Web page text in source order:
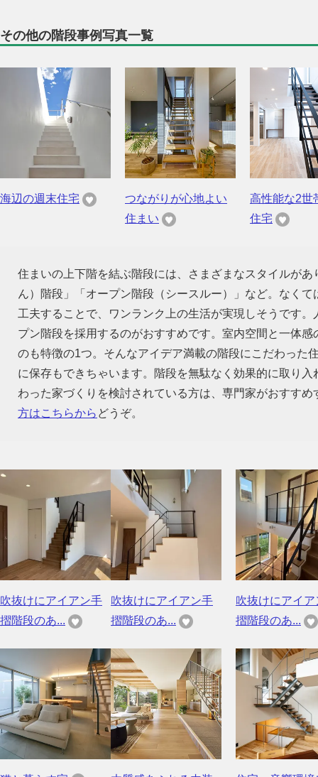
その他の階段事例写真一覧
海辺の週末住宅
つながりが心地よい
住まい
高性能な2世
住宅
住まいの上下階を結ぶ階段には、さまざまなスタイルが
ん）階段」「オープン階段（シースルー）」など。なく
工夫することで、ワンランク上の生活が実現しそうです
プン階段を採用するのがおすすめです。室内空間と一体
のも特徴の1つ。そんなアイデア満載の階段にこだわった
に保存もできちゃいます。階段を無駄なく効果的に取り
わった家づくりを検討されている方は、専門家がおすす
方はこちらから どうぞ。
吹抜けにアイアン手
摺階段のあ...
吹抜けにアイアン手
摺階段のあ...
吹抜けにアイア
摺階段のあ...